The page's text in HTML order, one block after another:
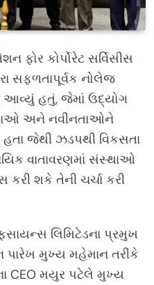
ફોર કોર્પોરેટ સર્વિસીસ
સફળતાપૂર્વક નોલેજ
આવ્યું હતું, જેમાં ઉદ્યોગ
અને નવીનતાઓને
જેથી ઝડપથી વિકસતા
વાતાવરણમાં સંસ્થાઓ
શકે તેની ચર્ચા કરી
લિમિટેડના પ્રમુખ
પારેખ મુખ્ય મહેમાન તરીકે
CEO મયુર પટેલે મુખ્ય